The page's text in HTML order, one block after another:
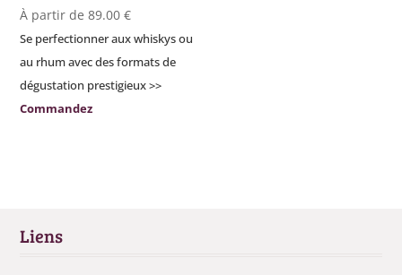
À partir de89.00€
Se perfectionner aux whiskys ou
au rhum avec des formats de
dégustation prestigieux >>
Commandez
Liens